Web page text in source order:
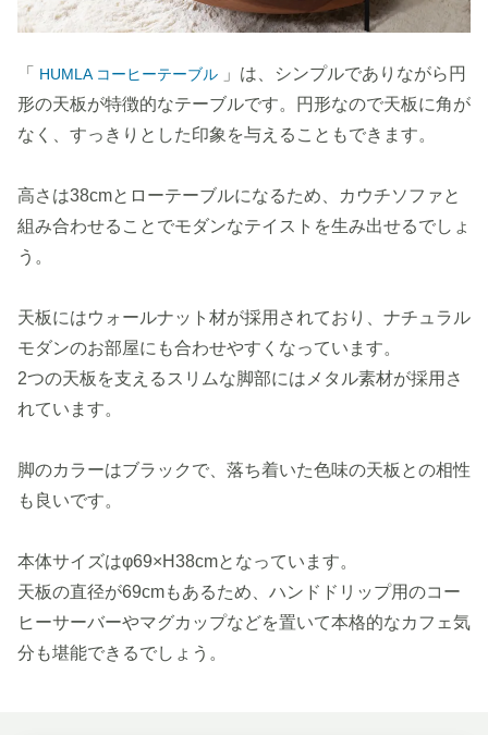
「 HUMLA コーヒーテーブル
」は、シンプルでありながら円
形の天板が特徴的なテーブルです。円形なので天板に角が
なく、すっきりとした印象を与えることもできます。
高さは38cmとローテーブルになるため、カウチソファと
組み合わせることでモダンなテイストを生み出せるでしょ
う。
天板にはウォールナット材が採用されており、ナチュラル
モダンのお部屋にも合わせやすくなっています。
2つの天板を支えるスリムな脚部にはメタル素材が採用さ
れています。
脚のカラーはブラックで、落ち着いた色味の天板との相性
も良いです。
本体サイズはφ69×H38cmとなっています。
天板の直径が69cmもあるため、ハンドドリップ用のコー
ヒーサーバーやマグカップなどを置いて本格的なカフェ気
分も堪能できるでしょう。